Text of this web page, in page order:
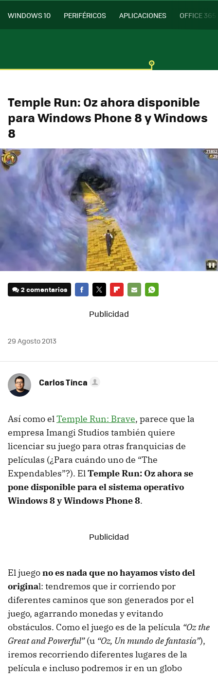
WINDOWS 10 PERIFÉRICOS APLICACIONES OFFICE 365
Temple Run: Oz ahora disponible
para Windows Phone 8 y Windows
8
2 comentarios
MAIL
29 Agosto 2013
Carlos Tinca
Así como elTemple Run: Brave, parece que la
empresa Imangi Studios también quiere
licenciar su juego para otras franquicias de
películas (¿Para cuándo uno de “The
Expendables”?). ElTemple Run: Oz ahora se
pone disponible para el sistema operativo
Windows 8 y Windows Phone 8.
El juegono es nada que no hayamos visto del
original: tendremos que ir corriendo por
diferentes caminos que son generados por el
juego, agarrando monedas y evitando
obstáculos. Como el juego es de la película “Oz the
Great and Powerful”(u “Oz, Un mundo de fantasía”),
iremos recorriendo diferentes lugares de la
película e incluso podremos ir en un globo